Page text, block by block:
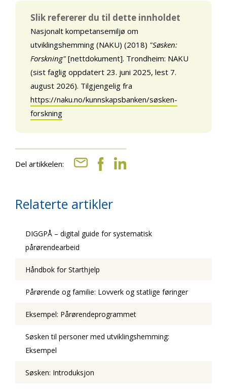
Slik refererer du til dette innholdet
Nasjonalt kompetansemiljø om
utviklingshemming (NAKU) (2018) "Søsken:
Forskning" [nettdokument]. Trondheim: NAKU
(sist faglig oppdatert 23. juni 2025, lest 7.
august 2026). Tilgjengelig fra
https://naku.no/kunnskapsbanken/søsken-
forskning
Del artikkelen:
Relaterte artikler
DIGGPÅ – digital guide for systematisk
pårørendearbeid
Håndbok for Starthjelp
Pårørende og familie: Lovverk og statlige føringer
Eksempel: Pårørendeprogrammet
Søsken til personer med utviklingshemming:
Eksempel
Søsken: Introduksjon